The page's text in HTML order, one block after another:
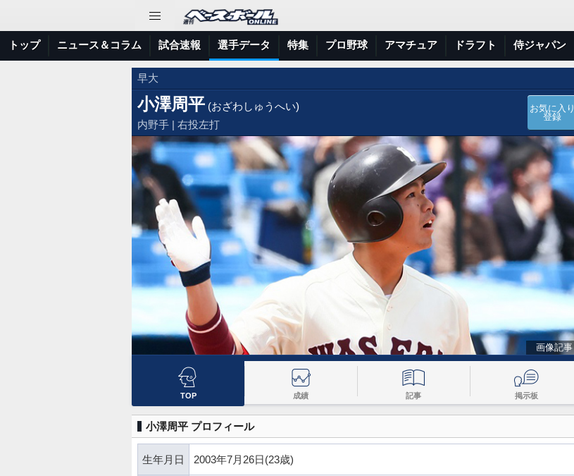
トップ ニュース＆コラム 試合速報 選手データ 特集 プロ野球 アマチュア ドラフト 侍ジャパン
早大
小澤周平 (おざわしゅうへい)
内野手 | 右投左打
お気に入り
登録
画像記事
TOP 成績 記事 掲示板
小澤周平 プロフィール
生年月日 2003年7月26日(23歳)